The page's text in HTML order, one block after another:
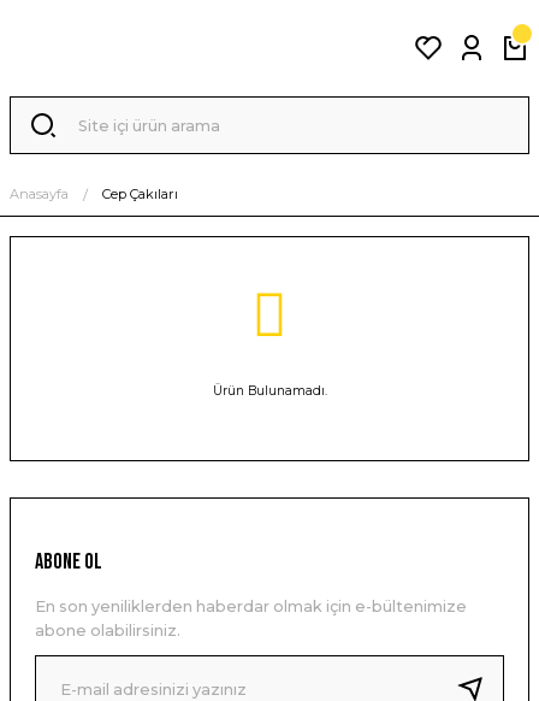
Anasayfa Cep Çakıları
Ürün Bulunamadı.
ABONE OL
En son yeniliklerden haberdar olmak için e-bültenimize
abone olabilirsiniz.